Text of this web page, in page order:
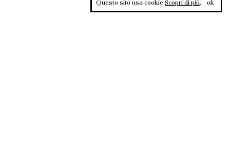
Questo sito usa cookie.Scopri di più. ok